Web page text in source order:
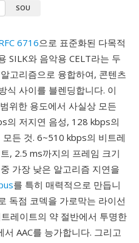
SOU
6716으로 표준화된 다목적
SILK와 음악용 CELT라는 두
고리즘으로 융합하여, 콘텐츠
식 사이를 블렌딩합니다. 이
위한 용도에서 사실상 모든
의 저지연 음성, 128 kbps의
든 것. 6~510 kbps의 비트레
, 2.5 ms까지의 프레임 크기
가장 낮은 알고리즘 지연을
를 특히 매력적으로 만듭니
독점 코덱을 가로막는 라이선
레이트의 약 절반에서 투명한
AAC를 능가합니다. 그리고